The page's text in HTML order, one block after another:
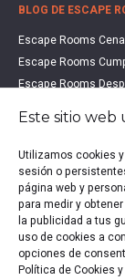
BLOG DE ESCAPE
Escape Rooms
Escape Rooms
Escape Rooms
Escape Rooms
Escape Rooms
Escape Rooms San
Estudio de Mercado
Qué es un Escape
Qué es un Hall
Este sitio web
Utilizamos cookies
sesión o
página web y
para medir y
la publicidad a tus
uso de cookies a
opciones de
Política de Cookies